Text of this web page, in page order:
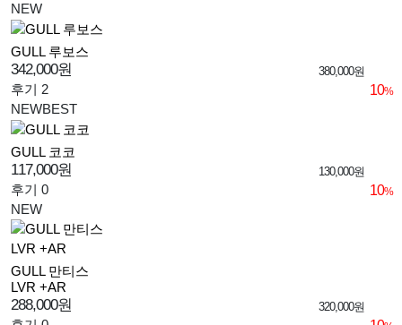
NEW
GULL 루보스
342,000원 380,000원
10%
후기 2
NEWBEST
GULL 코코
117,000원 130,000원
10%
후기 0
NEW
GULL 만티스
LVR +AR
288,000원 320,000원